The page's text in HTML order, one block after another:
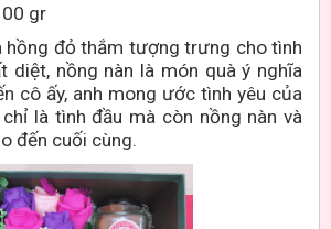
gr
hồng đỏ thắm tượng trưng cho tình
diệt, nồng nàn là món quà ý nghĩa
cô ấy, anh mong ước tình yêu của
là tình đầu mà còn nồng nàn và
đến cuối cùng.